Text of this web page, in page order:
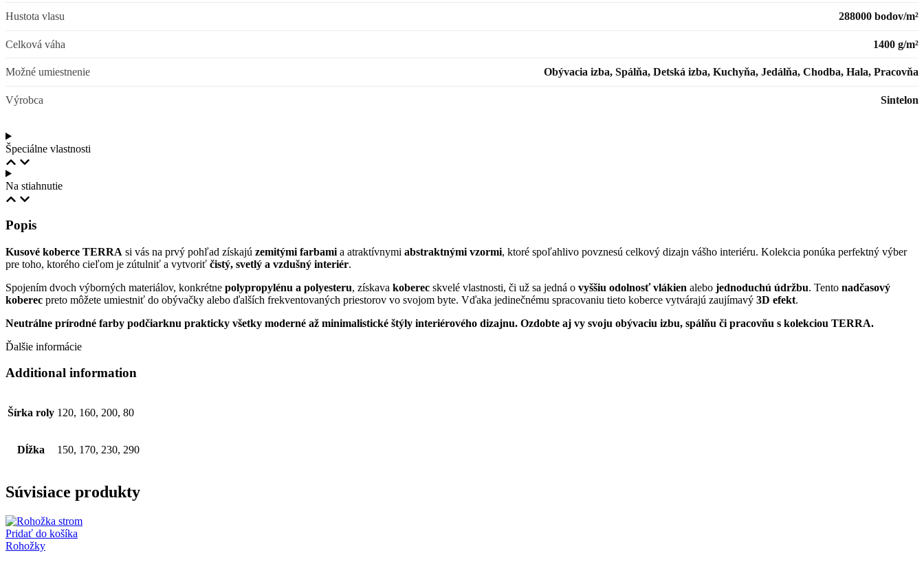
Hustota vlasu 288000 bodov/m²
Celková váha 1400 g/m²
Možné umiestnenie Obývacia izba, Spálňa, Detská izba, Kuchyňa, Jedálňa, Chodba, Hala, Pracovňa
Výrobca Sintelon
Špeciálne vlastnosti
Na stiahnutie
Popis
Kusové koberce TERRA si vás na prvý pohľad získajú zemitými farbami a atraktívnymi abstraktnými vzormi, ktoré spoľahlivo povznesú celkový dizajn vášho interiéru. Kolekcia ponúka perfektný výber
pre toho, ktorého cieľom je zútulniť a vytvoriť čistý, svetlý a vzdušný interiér.
Spojením dvoch výborných materiálov, konkrétne polypropylénu a polyesteru, získava koberec skvelé vlastnosti, či už sa jedná o vyššiu odolnosť vlákien alebo jednoduchú údržbu. Tento nadčasový
koberec preto môžete umiestniť do obývačky alebo ďalších frekventovaných priestorov vo svojom byte. Vďaka jedinečnému spracovaniu tieto koberce vytvárajú zaujímavý 3D efekt.
Neutrálne prírodné farby podčiarknu prakticky všetky moderné až minimalistické štýly interiérového dizajnu. Ozdobte aj vy svoju obývaciu izbu, spálňu či pracovňu s kolekciou TERRA.
Ďalšie informácie
Additional information
Šírka roly 120, 160, 200, 80
Dĺžka 150, 170, 230, 290
Súvisiace produkty
Pridať do košíka
Rohožky